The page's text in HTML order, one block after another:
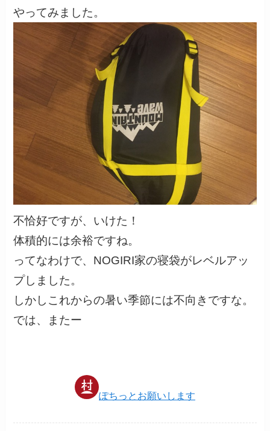
やってみました。
不恰好ですが、いけた！
体積的には余裕ですね。
ってなわけで、NOGIRI家の寝袋がレベルアッ
プしました。
しかしこれからの暑い季節には不向きですな。
では、またー
ぽちっとお願いします